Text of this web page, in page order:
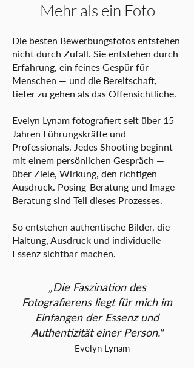
Mehr als ein Foto
Die besten Bewerbungsfotos entstehen
nicht durch Zufall. Sie entstehen durch
Erfahrung, ein feines Gespür für
Menschen — und die Bereitschaft,
tiefer zu gehen als das Offensichtliche.
Evelyn Lynam fotografiert seit über 15
Jahren Führungskräfte und
Professionals. Jedes Shooting beginnt
mit einem persönlichen Gespräch —
über Ziele, Wirkung, den richtigen
Ausdruck. Posing-Beratung und Image-
Beratung sind Teil dieses Prozesses.
So entstehen authentische Bilder, die
Haltung, Ausdruck und individuelle
Essenz sichtbar machen.
„Die Faszination des
Fotografierens liegt für mich im
Einfangen der Essenz und
Authentizität einer Person."
— Evelyn Lynam